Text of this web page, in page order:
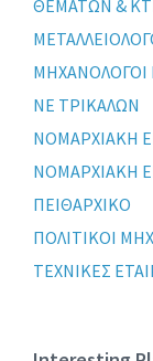
ΘΕΜΑΤΩΝ &
ΜΗΧΑΝΟΛΟΓΟΙ
ΝΕ ΤΡΙΚΑΛΩΝ
ΝΟΜΑΡΧΙΑΚΗ
ΝΟΜΑΡΧΙΑΚΗ
ΠΕΙΘΑΡΧΙΚΟ
ΠΟΛΙΤΙΚΟΙ
ΤΕΧΝΙΚΕΣ